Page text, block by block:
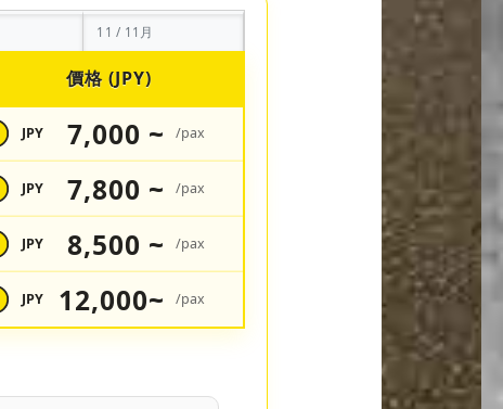
11 / 11月
價格 (JPY)
JPY 7,000 ~ /pax
JPY 7,800 ~ /pax
JPY 8,500 ~ /pax
JPY 12,000~ /pax